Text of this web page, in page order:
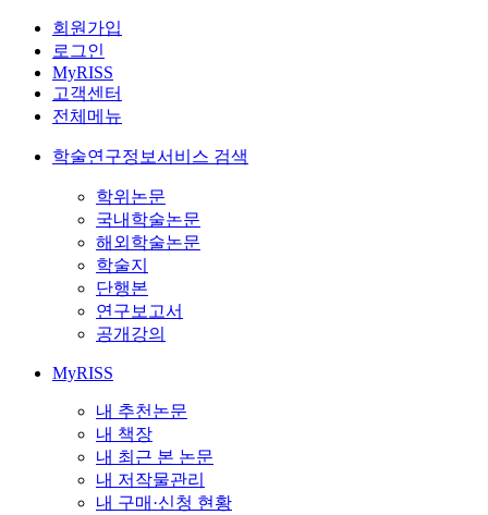
회원가입
로그인
MyRISS
고객센터
전체메뉴
학술연구정보서비스 검색
학위논문
국내학술논문
해외학술논문
학술지
단행본
연구보고서
공개강의
MyRISS
내 추천논문
내 책장
내 최근 본 논문
내 저작물관리
내 구매·신청 현황